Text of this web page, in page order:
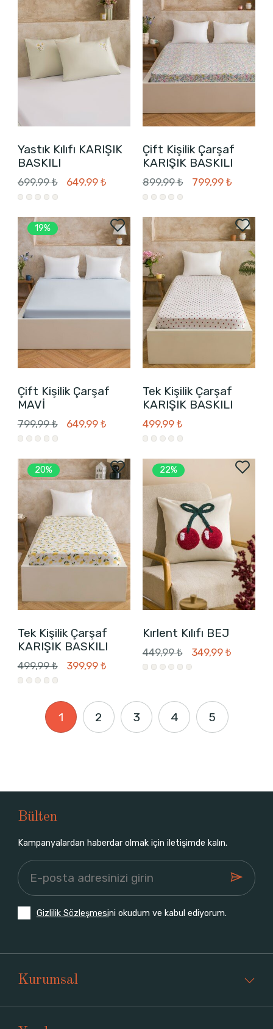
Yastık Kılıfı KARIŞIK
BASKILI
699,99 ₺ 649,99 ₺
Çift Kişilik Çarşaf
KARIŞIK BASKILI
899,99 ₺ 799,99 ₺
19%
Çift Kişilik Çarşaf
MAVİ
799,99 ₺ 649,99 ₺
Tek Kişilik Çarşaf
KARIŞIK BASKILI
499,99 ₺
20%
Tek Kişilik Çarşaf
KARIŞIK BASKILI
499,99 ₺ 399,99 ₺
22%
Kırlent Kılıfı BEJ
449,99 ₺ 349,99 ₺
1 2 3 4 5
Bülten
Kampanyalardan haberdar olmak için iletişimde kalın.
Gizlilik Sözleşmesini okudum ve kabul ediyorum.
Kurumsal